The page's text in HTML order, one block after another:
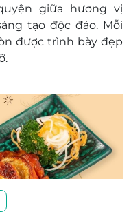
giữa hương vị
tạo độc đáo. Mỗi
được trình bày đẹp